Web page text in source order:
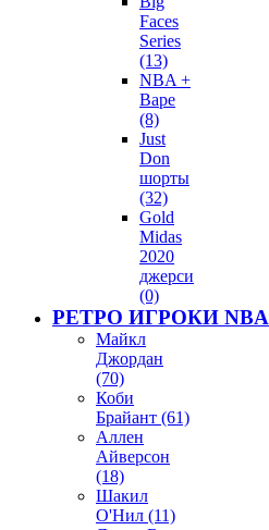
Faces
Series
(13)
NBA +
Bape
(8)
Just
Don
шорты
(32)
Gold
Midas
2020
джерси
(0)
РЕТРО ИГРОКИ NBA
Майкл
Джордан
(70)
Коби
Брайант (61)
Аллен
Айверсон
(18)
Шакил
О'Нил (11)